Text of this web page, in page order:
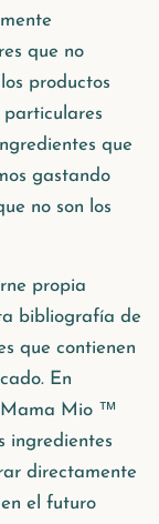
que no
productos
particulares
que
gastando
no son los
propia
bibliografía de
que contienen
En
Mama Mio ™
ingredientes
directamente
el futuro